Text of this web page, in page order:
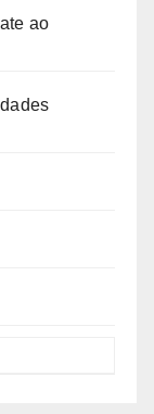
ao